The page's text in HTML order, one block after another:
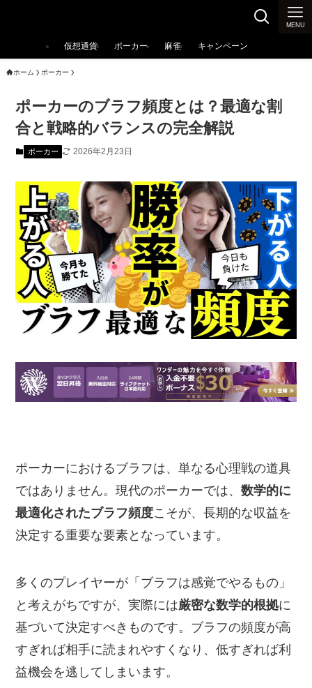
MENU
仮想通貨 ポーカー 麻雀 キャンペーン
ホーム ポーカー
ポーカーのブラフ頻度とは？最適な割
合と戦略的バランスの完全解説
ポーカー 2026年2月23日
ポーカーにおけるブラフは、単なる心理戦の道具
ではありません。現代のポーカーでは、数学的に
最適化されたブラフ頻度こそが、長期的な収益を
決定する重要な要素となっています。
多くのプレイヤーが「ブラフは感覚でやるもの」
と考えがちですが、実際には厳密な数学的根拠に
基づいて決定すべきものです。ブラフの頻度が高
すぎれば相手に読まれやすくなり、低すぎれば利
益機会を逃してしまいます。